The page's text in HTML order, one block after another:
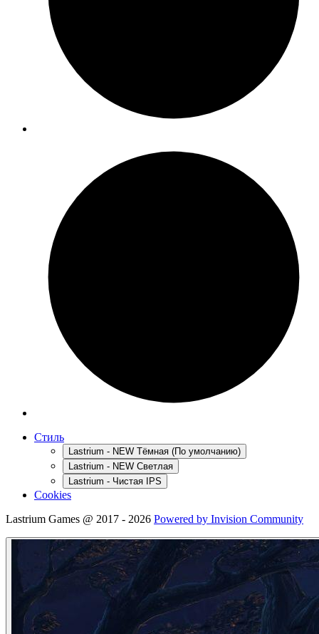
Стиль
Lastrium - NEW Тёмная (По умолчанию)
Lastrium - NEW Светлая
Lastrium - Чистая IPS
Cookies
Lastrium Games @ 2017 - 2026 Powered by Invision Community